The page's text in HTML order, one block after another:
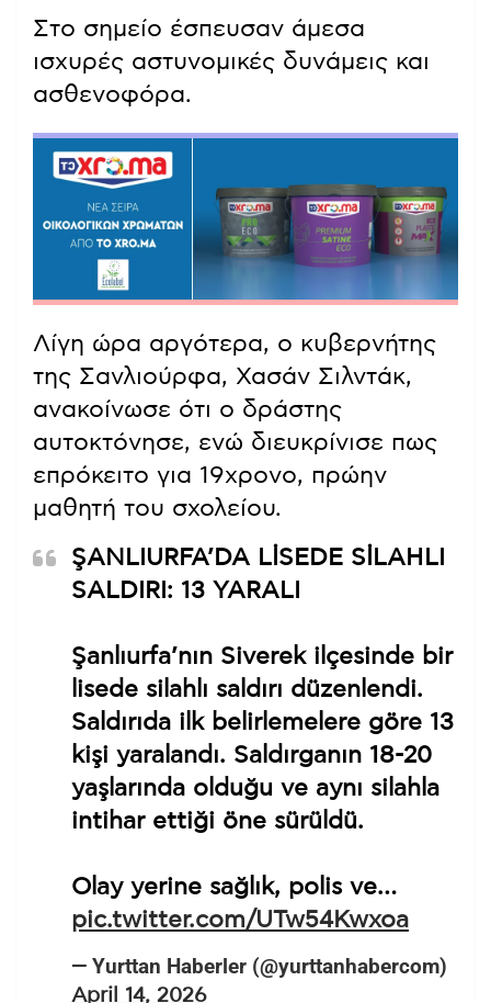
Στο σημείο έσπευσαν άμεσα
ισχυρές αστυνομικές δυνάμεις και
ασθενοφόρα.
Λίγη ώρα αργότερα, ο κυβερνήτης
της Σανλιούρφα, Χασάν Σιλντάκ,
ανακοίνωσε ότι ο δράστης
αυτοκτόνησε, ενώ διευκρίνισε πως
επρόκειτο για 19χρονο, πρώην
μαθητή του σχολείου.
ŞANLIURFA’DA LİSEDE SİLAHLI
SALDIRI: 13 YARALI
Şanlıurfa’nın Siverek ilçesinde bir
lisede silahlı saldırı düzenlendi.
Saldırıda ilk belirlemelere göre 13
kişi yaralandı. Saldırganın 18-20
yaşlarında olduğu ve aynı silahla
intihar ettiği öne sürüldü.
Olay yerine sağlık, polis ve…
pic.twitter.com/UTw54Kwxoa
— Yurttan Haberler (@yurttanhabercom)
April 14, 2026